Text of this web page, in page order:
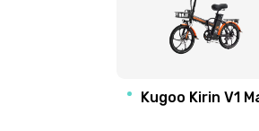
Kugoo Kirin V1